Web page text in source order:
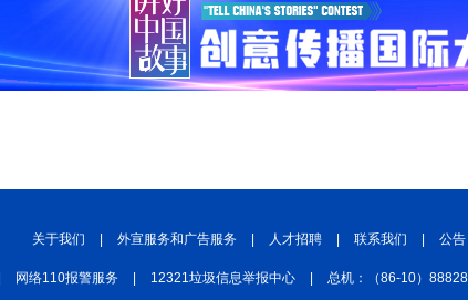
关于我们 外宣服务和广告服务 人才招聘 联系我们 公告
网络110报警服务 12321垃圾信息举报中心 总机：（86-10）